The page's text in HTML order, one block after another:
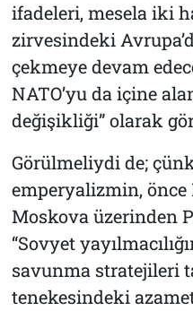
ifadeleri, mesela iki
zirvesindeki
çekmeye devam
NATO’yu da içine
değişikliği” olarak
Görülmeliydi de;
emperyalizmin, önce
Moskova üzerinden
“Sovyet
savunma stratejileri
tenekesindeki